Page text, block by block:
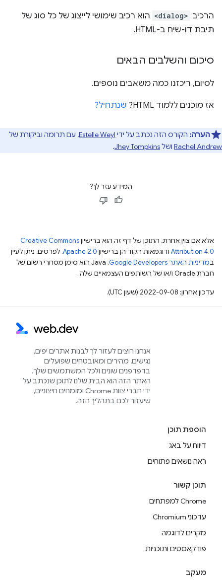
הרכיב <dialog> הוא רכיב שימושי לייצוג של כל סוג של
תיבת דו-שיח ב-HTML.
סיכום והשלבים הבאים
לסיום, ריכזנו כמה משאבים נוספים.
אז מוכנים ללמוד HTML? שנתחיל?
הערה: הקורס הזה נכתב על ידי Estelle Weyl, עם תרומה וביקורת של
Rachel Andrew ושלJhey Tompkins
.
המידע עזר לך?
אלא אם צוין אחרת, התוכן של דף זה הוא ברישיוןCreative Commons
Attribution 4.0 ודוגמאות הקוד הן ברישיון Apache 2.0. לפרטים, ניתן לעיין
במדיניות האתר Google Developers‏
.‏ Java הוא סימן מסחרי רשום של
חברת Oracle ו/או של השותפים העצמאיים שלה.
עדכון אחרון: 2022-09-08 (שעון UTC).
אנחנו רוצים לעזור לך לבנות אתרים יפים,
נגישים, מהירים ומאובטחים שפועלים
בדפדפנים שונים ולכל המשתמשים שלך.
האתר הזה הוא הבית שלנו לתוכן שנכתב על
ידי חברי צוות Chrome ומומחים חיצוניים,
שיעזור לכם בתהליך הזה.
הוספת תוכן
דיווח על באג
ראה נושאים פתוחים
תוכן קשור
Chrome למפתחים
עדכוני Chromium
מקרים לדוגמה
פודקאסטים ותוכניות
מעקב